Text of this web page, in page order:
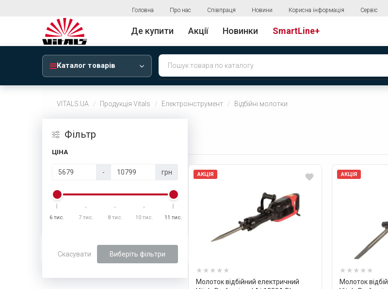
Головна Про нас Співпраця Новини Корисна інформація Сервіс
Де купити Акції Новинки SmartLine+
Каталог товарів
VITALS.UA Продукція Vitals Електроінструмент Bідбійні молотки
Фiльтр
ЦІНА
- грн
6 тис. 7 тис. 8 тис. 10 тис. 11 тис.
Скасувати Виберіть фільтри
АКЦІЯ
Молоток відбійний електричний
АКЦІЯ
Молоток